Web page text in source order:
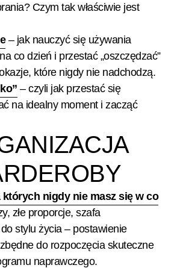
Czym tak właściwie jest
– jak nauczyć się używania
co dzień i przestać „oszczędzać”
które nigdy nie nadchodzą.
– czyli jak przestać się
na idealny moment i zacząć
nigdy nie masz się w co
złe proporcje, szafa
stylu życia – postawienie
do rozpoczęcia skuteczne
naprawczego.